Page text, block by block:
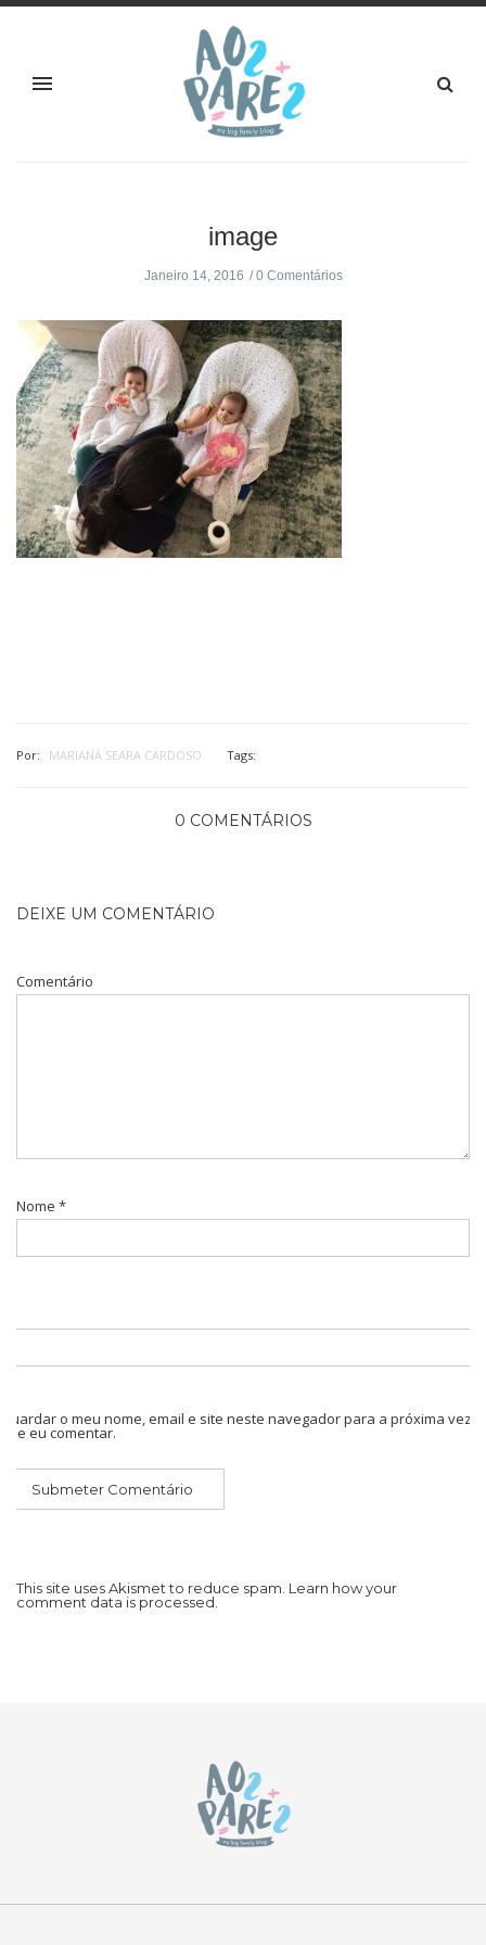
image
Janeiro 14, 2016 0 Comentários
Por: MARIANA SEARA CARDOSO Tags:
0 COMENTÁRIOS
DEIXE UM COMENTÁRIO
Comentário
Nome *
Guardar o meu nome, email e site neste navegador para a próxima vez
que eu comentar.
This site uses Akismet to reduce spam. Learn how your
comment data is processed.